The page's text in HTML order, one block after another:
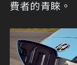
費者的青睞。